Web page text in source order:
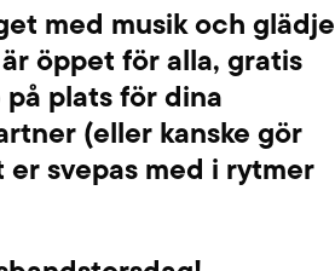
med musik och glädje
öppet för alla, gratis
plats för dina
(eller kanske gör
svepas med i rytmer